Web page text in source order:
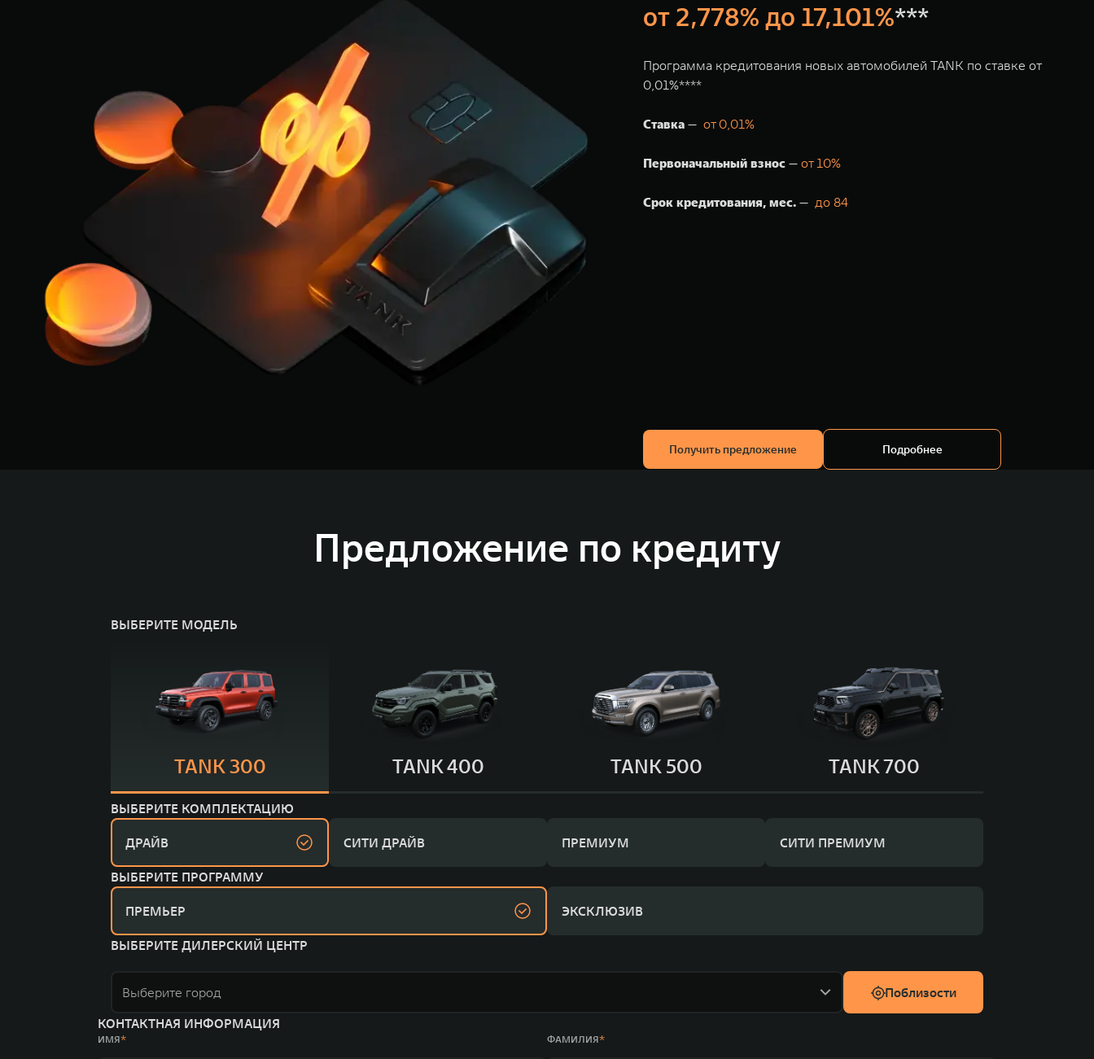
от 2,778% до 17,101%***
Программа кредитования новых автомобилей TANK по ставке от
0,01%****
Ставка —от 0,01%
Первоначальный взнос —от 10%
Срок кредитования, мес. —до 84
Получить предложение Подробнее
Предложение по кредиту
ВЫБЕРИТЕ МОДЕЛЬ
TANK 300 TANK 400 TANK 500 TANK 700
ВЫБЕРИТЕ КОМПЛЕКТАЦИЮ
ДРАЙВ СИТИ ДРАЙВ ПРЕМИУМ СИТИ ПРЕМИУМ
ВЫБЕРИТЕ ПРОГРАММУ
ПРЕМЬЕР ЭКСКЛЮЗИВ
ВЫБЕРИТЕ ДИЛЕРСКИЙ ЦЕНТР
Выберите город
Поблизости
КОНТАКТНАЯ ИНФОРМАЦИЯ
ИМЯ ФАМИЛИЯ